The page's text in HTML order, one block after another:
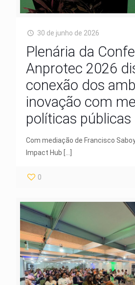
30 de junho de 2026
Plenária da
Anprotec 2026
conexão dos
inovação com
políticas públicas
Com mediação de Francisco
Impact Hub
0